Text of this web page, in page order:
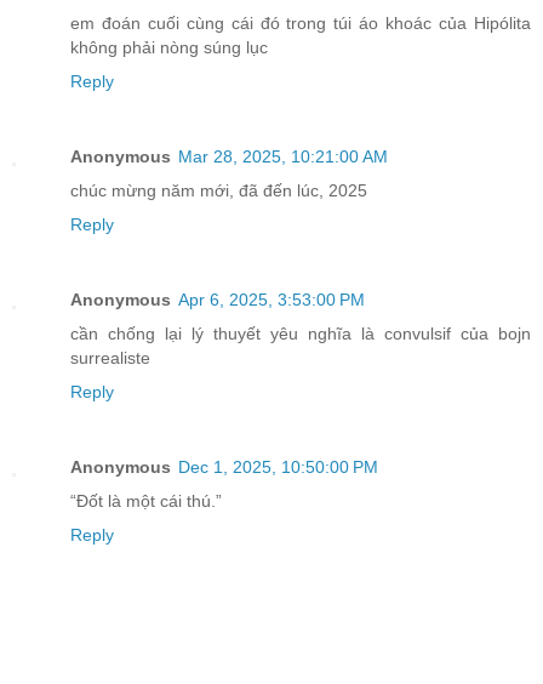
em đoán cuối cùng cái đó trong túi áo khoác của Hipólita
không phải nòng súng lục
Reply
Anonymous Mar 28, 2025, 10:21:00 AM
chúc mừng năm mới, đã đến lúc, 2025
Reply
Anonymous Apr 6, 2025, 3:53:00 PM
cần chống lại lý thuyết yêu nghĩa là convulsif của bojn
surrealiste
Reply
Anonymous Dec 1, 2025, 10:50:00 PM
“Đốt là một cái thú.”
Reply